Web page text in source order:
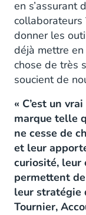
en s’assurant
collaborateurs
donner les
déjà mettre en
chose de très
soucient de
« C’est un
marque telle
ne cesse de
et leur
curiosité, leur
permettent
leur stratégie
Tournier,